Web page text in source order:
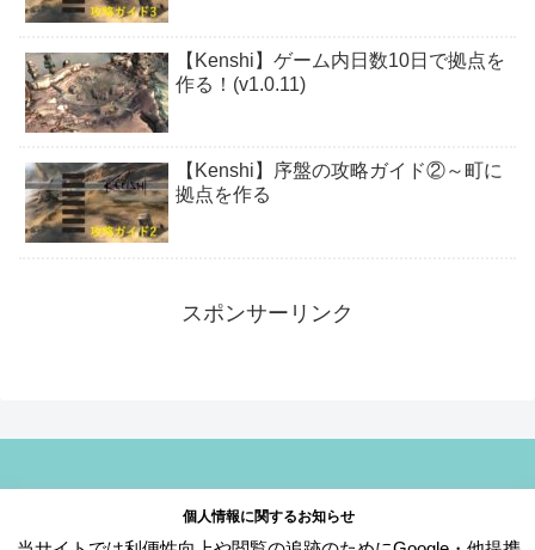
【Kenshi】ゲーム内日数10日で拠点を
作る！(v1.0.11)
【Kenshi】序盤の攻略ガイド②～町に
拠点を作る
スポンサーリンク
個人情報に関するお知らせ